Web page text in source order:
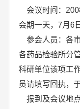
会议时间：
会期一天，7月6
参会人员：各
各药品检验所分
科研单位该项工
员请填写回执，
报到及会议地